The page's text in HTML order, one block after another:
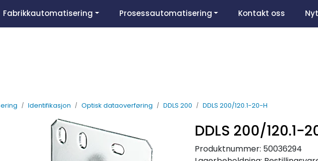
Fabrikkautomatisering Prosessautomatisering Kontakt oss
Identifikasjon Optisk dataoverføring DDLS 200 DDLS 200/120.1-20-H
DDLS 200/120.1-
Produktnummer: 50036294